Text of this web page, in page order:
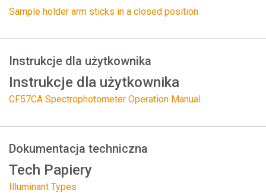
Sample holder arm sticks in a closed position
Instrukcje dla użytkownika
Instrukcje dla użytkownika
CF57CA Spectrophotometer Operation Manual
Dokumentacja techniczna
Tech Papiery
Illuminant Types